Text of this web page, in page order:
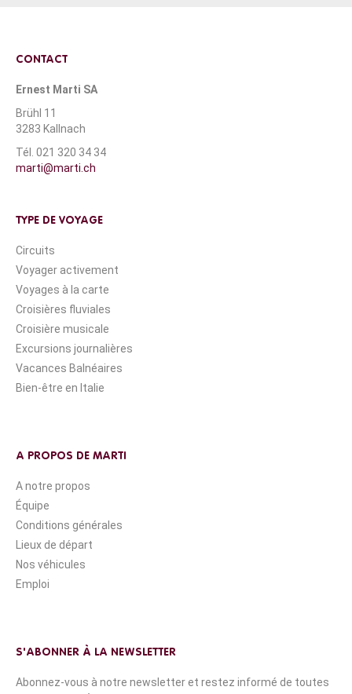
CONTACT
Ernest Marti SA
Brühl 11
3283 Kallnach
Tél. 021 320 34 34
marti@marti.ch
TYPE DE VOYAGE
Circuits
Voyager activement
Voyages à la carte
Croisières fluviales
Croisière musicale
Excursions journalières
Vacances Balnéaires
Bien-être en Italie
A PROPOS DE MARTI
A notre propos
Équipe
Conditions générales
Lieux de départ
Nos véhicules
Emploi
S'ABONNER À LA NEWSLETTER
Abonnez-vous à notre newsletter et restez informé de toutes